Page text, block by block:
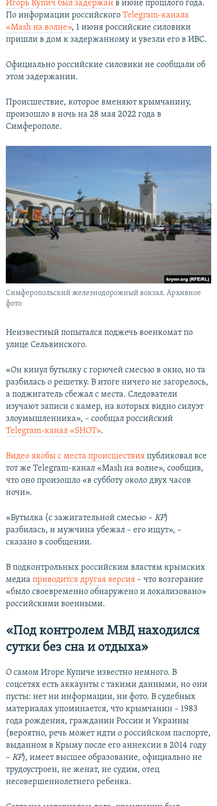
Игорь Купич был задержан в июне прошлого года.
По информации российского Telegram-канала
«Mash на волне», 1 июня российские силовики
пришли в дом к задержанному и увезли его в ИВС.
Официально российские силовики не сообщали об
этом задержании.
Происшествие, которое вменяют крымчанину,
произошло в ночь на 28 мая 2022 года в
Симферополе.
Симферопольский железнодорожный вокзал. Архивное
фото
Неизвестный попытался поджечь военкомат по
улице Сельвинского.
«Он кинул бутылку с горючей смесью в окно, но та
разбилась о решетку. В итоге ничего не загорелось,
а поджигатель сбежал с места. Следователи
изучают записи с камер, на которых видно силуэт
злоумышленника», – сообщал российский
Telegram-канал «SHOT».
Видео якобы с места происшествия публиковал все
тот же Telegram-канал «Mash на волне», сообщив,
что оно произошло «в субботу около двух часов
ночи».
«Бутылка (с зажигательной смесью – КР)
разбилась, и мужчина убежал – его ищут», –
сказано в сообщении.
В подконтрольных российским властям крымских
медиа приводится другая версия – что возгорание
«было своевременно обнаружено и локализовано»
российскими военными.
«Под контролем МВД находился
сутки без сна и отдыха»
О самом Игоре Купиче известно немного. В
соцсетях есть аккаунты с такими данными, но они
пусты: нет ни информации, ни фото. В судебных
материалах упоминается, что крымчанин – 1983
года рождения, гражданин России и Украины
(вероятно, речь может идти о российском паспорте,
выданном в Крыму после его аннексии в 2014 году
– КР), имеет высшее образование, официально не
трудоустроен, не женат, не судим, отец
несовершеннолетнего ребенка.